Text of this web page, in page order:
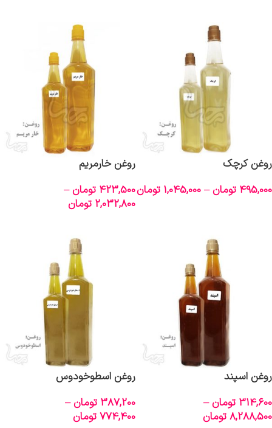
روغن کرچک
495,000 تومان –
1,045,000 تومان
روغن خارمریم
423,500 تومان –
2,032,800 تومان
روغن اسپند
314,600 تومان –
8,288,500تومان
روغن اسطوخودوس
387,200 تومان –
774,400تومان